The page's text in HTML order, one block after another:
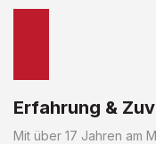
Erfahrung &
Mit über 17 Jahren am